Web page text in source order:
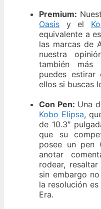
Premium:
Oasis y el
equivalente a
las marcas de
nuestra
también más
puedes
ellos si buscas
Con Pen: Una
Kobo Elipsa,
de 10.3″
que su
posee un pen
anotar
rodear,
sin embargo
la resolución
Era.